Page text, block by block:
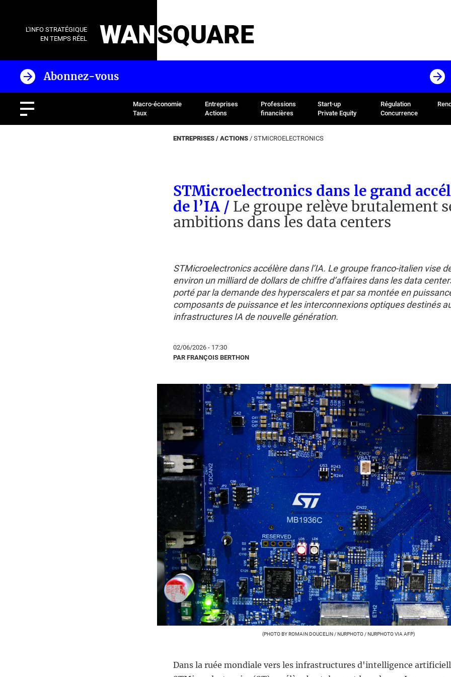
L'INFO STRATÉGIQUE
EN TEMPS RÉEL
WANSQUARE
Abonnez-vous
Macro-économie
Taux
Entreprises
Actions
Professions
financières
Start-up
Private Equity
Régulation
Concurrence
ENTREPRISES / ACTIONS / STMICROELECTRONICS
STMicroelectronics dans le grand
de l’IA / Le groupe relève brutalement
ambitions dans les data centers
STMicroelectronics accélère dans l’IA. Le groupe franco-italien vise
environ un milliard de dollars de chiffre d’affaires dans les data
porté par la demande des hyperscalers et par sa montée en
composants de puissance et les interconnexions optiques destinés
infrastructures IA de nouvelle génération.
02/06/2026 - 17:30
PAR FRANÇOIS BERTHON
(PHOTO BY ROMAIN DOUCELIN / NURPHOTO / NURPHOTO VIA AFP)
Dans la ruée mondiale vers les infrastructures d'intelligence